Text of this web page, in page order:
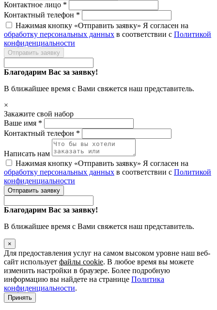
Контактное лицо *
Контактный телефон *
Нажимая кнопку «Отправить заявку» Я согласен на
обработку персональных данных в соответствии с Политикой
конфиденциальности
Отправить заявку
Благодарим Вас за заявку!
В ближайшее время с Вами свяжется наш представитель.
×
Закажите свой набор
Ваше имя *
Контактный телефон *
Написать нам
Нажимая кнопку «Отправить заявку» Я согласен на
обработку персональных данных в соответствии с Политикой
конфиденциальности
Отправить заявку
Благодарим Вас за заявку!
В ближайшее время с Вами свяжется наш представитель.
×
Для предоставления услуг на самом высоком уровне наш веб-
сайт использует файлы cookie. В любое время вы можете
изменить настройки в браузере. Более подробную
информацию вы найдете на странице Политика
конфиденциальности.
Принять